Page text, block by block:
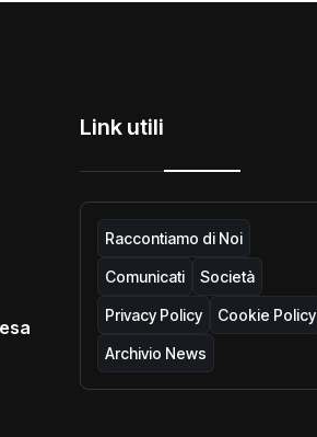
Link utili
Raccontiamo di Noi
Comunicati Società
Privacy Policy Cookie Policy
Archivio News